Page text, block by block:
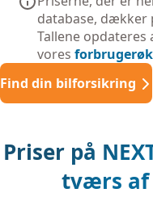
database, dækker
Tallene
vores
Find din bilforsikring
Priser på
tværs